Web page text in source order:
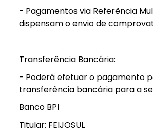
- Pagamentos via Referência
dispensam o envio de
Transferência Bancária:
- Poderá efetuar o pagamento
transferência bancária para a
Banco BPI
Titular: FEIJOSUL